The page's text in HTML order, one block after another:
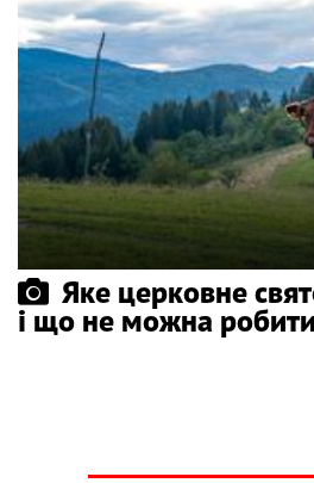
Яке церковне
і що не можна робити